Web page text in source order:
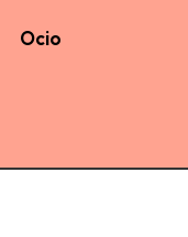
Ocio